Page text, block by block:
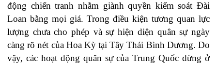
động chiến tranh nhằm giành quyền kiểm soát Đài
Loan bằng mọi giá. Trong điều kiện tương quan lực
lượng chưa cho phép và sự hiện diện quân sự ngày
càng rõ nét của Hoa Kỳ tại Tây Thái Bình Dương. Do
vậy, các hoạt động quân sự của Trung Quốc dừng ở